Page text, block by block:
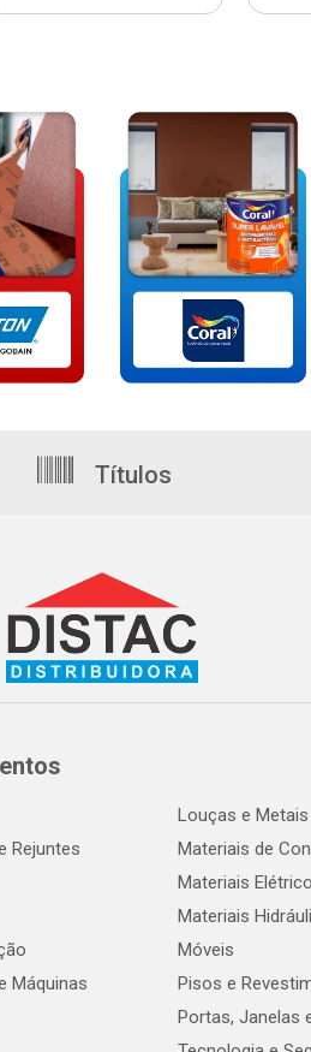
Títulos
Rejuntes
Máquinas
Louças e Metais
Materiais de
Materiais
Materiais
Móveis
Pisos e
Portas, Janelas